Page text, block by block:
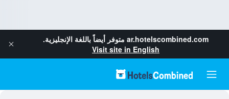
ar.hotelscombined.com متوفر أيضاً باللغة الإنجليزية.
Visit site in English